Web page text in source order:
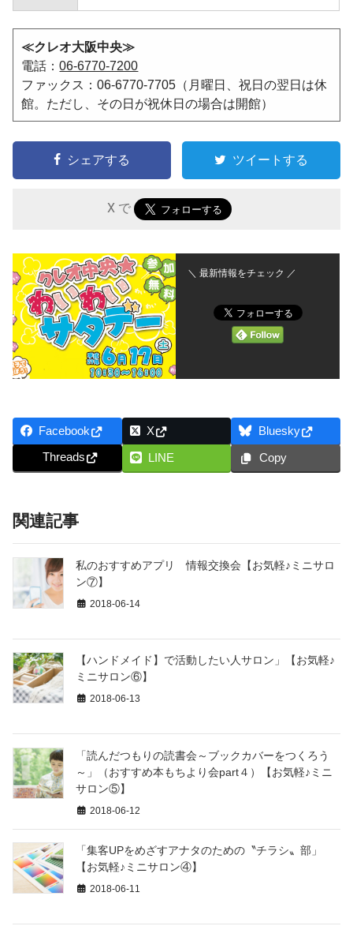
≪クレオ大阪中央≫
電話：06-6770-7200
ファックス：06-6770-7705（月曜日、祝日の翌日は休
館。ただし、その日が祝休日の場合は開館）
シェアする ツイートする
X で
＼ 最新情報をチェック ／
Facebook X Bluesky
Threads LINE Copy
関連記事
私のおすすめアプリ 情報交換会【お気軽♪ミニサロ
ン⑦】
2018-06-14
【ハンドメイド】で活動したい人サロン」【お気軽♪
ミニサロン⑥】
2018-06-13
「読んだつもりの読書会～ブックカバーをつくろう
～」（おすすめ本もちより会part４）【お気軽♪ミニ
サロン⑤】
2018-06-12
「集客UPをめざすアナタのための〝チラシ〟部」
【お気軽♪ミニサロン④】
2018-06-11